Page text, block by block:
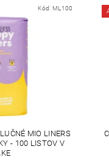
Kód: ML100
MIO LINERS
- 100 LISTOV V